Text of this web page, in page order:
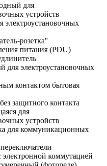
для
устройств
электроустановочных
розетка"
питания (PDU)
для электроустановочных
контактом бытовая
защитного контакта
для
устройств
для коммуникационных
коммутацией